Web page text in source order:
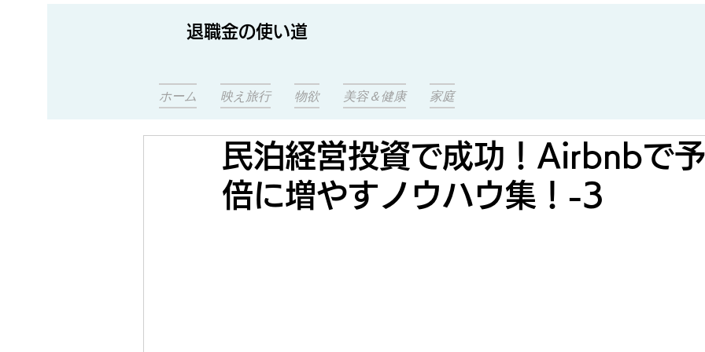
退職金の使い道
ホーム 映え旅行 物欲 美容＆健康 家庭
民泊経営投資で成功！Airbnbで
倍に増やすノウハウ集！-3